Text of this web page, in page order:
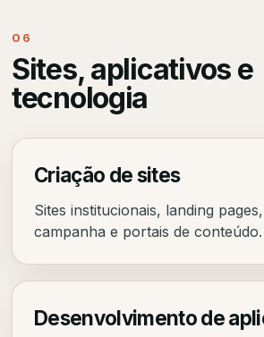
06
Sites, aplicativos e
tecnologia
Criação de sites
Sites institucionais, landing
campanha e portais de conteúdo.
Desenvolvimento de